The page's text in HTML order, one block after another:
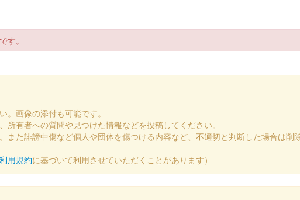
巳）
す。
。画像の添付も可能です。
有者への質問や見つけた情報などを投稿してください。
また誹謗中傷など個人や団体を傷つける内容など、不適切と判断した場合は削
利用規約に基づいて利用させていただくことがあります）